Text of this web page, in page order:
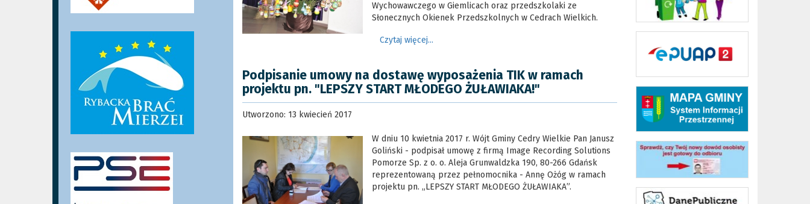
Wychowawczego w Giemlicach oraz przedszkolaki ze
Słonecznych Okienek Przedszkolnych w Cedrach Wielkich.
Czytaj więcej...
Podpisanie umowy na dostawę wyposażenia TIK w ramach
projektu pn. "LEPSZY START MŁODEGO ŻUŁAWIAKA!"
Utworzono: 13 kwiecień 2017
W dniu 10 kwietnia 2017 r. Wójt Gminy Cedry Wielkie Pan Janusz
Goliński - podpisał umowę z firmą Image Recording Solutions
Pomorze Sp. z o. o. Aleja Grunwaldzka 190, 80-266 Gdańsk
reprezentowaną przez pełnomocnika - Annę Ożóg w ramach
projektu pn. „LEPSZY START MŁODEGO ŻUŁAWIAKA”.